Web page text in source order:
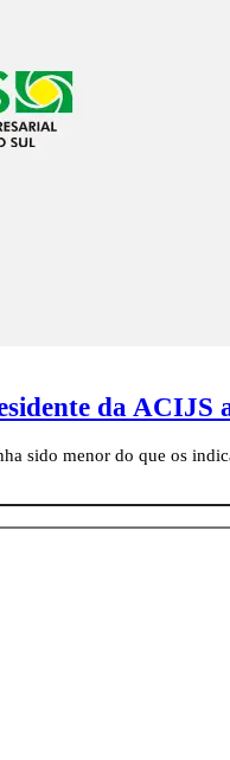
da ACIJS
sido menor do que os